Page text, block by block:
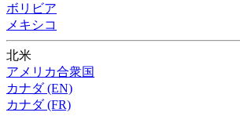
ボリビア
メキシコ
北米
アメリカ合衆国
カナダ (EN)
カナダ (FR)